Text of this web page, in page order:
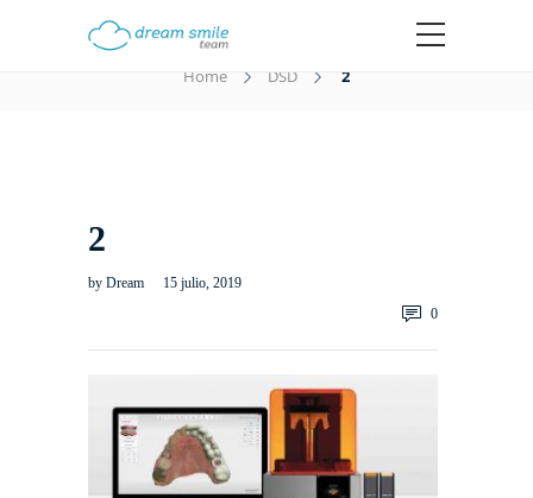
Home DSD 2
2
by Dream
15 julio, 2019
0